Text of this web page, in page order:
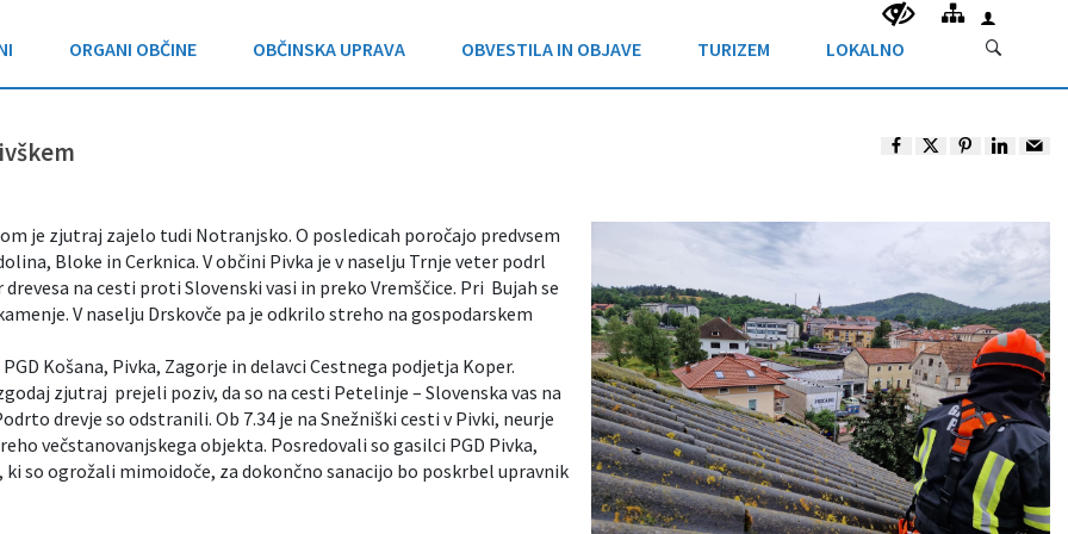
ORGANI OBČINE OBČINSKA UPRAVA OBVESTILA IN OBJAVE TURIZEM LOKALNO
je zjutraj zajelo tudi Notranjsko. O posledicah poročajo predvsem
Bloke in Cerknica. V občini Pivka je v naselju Trnje veter podrl
na cesti proti Slovenski vasi in preko Vremščice. Pri Bujah se
V naselju Drskovče pa je odkrilo streho na gospodarskem
Košana, Pivka, Zagorje in delavci Cestnega podjetja Koper.
zjutraj prejeli poziv, da so na cesti Petelinje – Slovenska vas na
drevje so odstranili. Ob 7.34 je na Snežniški cesti v Pivki, neurje
večstanovanjskega objekta. Posredovali so gasilci PGD Pivka,
so ogrožali mimoidoče, za dokončno sanacijo bo poskrbel upravnik